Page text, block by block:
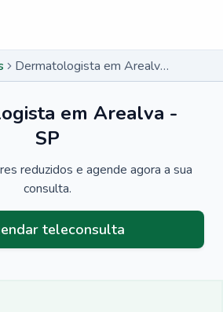
Dermatologista em Arealva - SP
em Arealva -
SP
reduzidos e agende agora a sua
consulta.
teleconsulta